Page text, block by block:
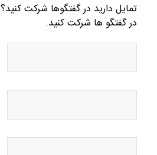
تمایل دارید در گفتگوها شرکت کنید؟
در گفتگو ها شرکت کنید.